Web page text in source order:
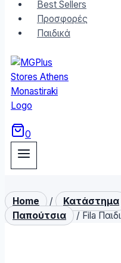
Best Sellers
Προσφορές
Παιδικά
0
Home / Κατάστημα
Παπούτσια
/ Fila